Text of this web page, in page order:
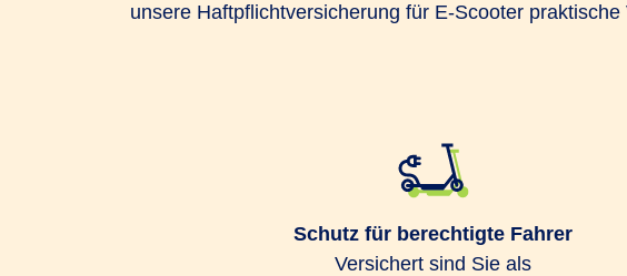
unsere Haftpflichtversicherung für E-Scooter
Schutz für berechtigte Fahrer
Versichert sind Sie als